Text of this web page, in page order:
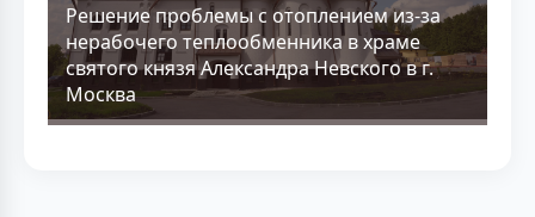
Решение проблемы с отоплением из-за
нерабочего теплообменника в храме
святого князя Александра Невского в г.
Москва